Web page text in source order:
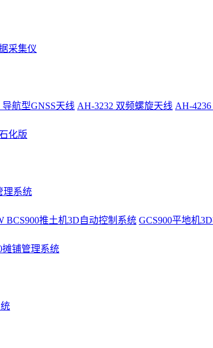
采集仪
导航型GNSS天线 AH-3232 双频螺旋天线 AH-
化版
理系统
BCS900推土机3D自动控制系统 GCS900平地机
摊铺管理系统